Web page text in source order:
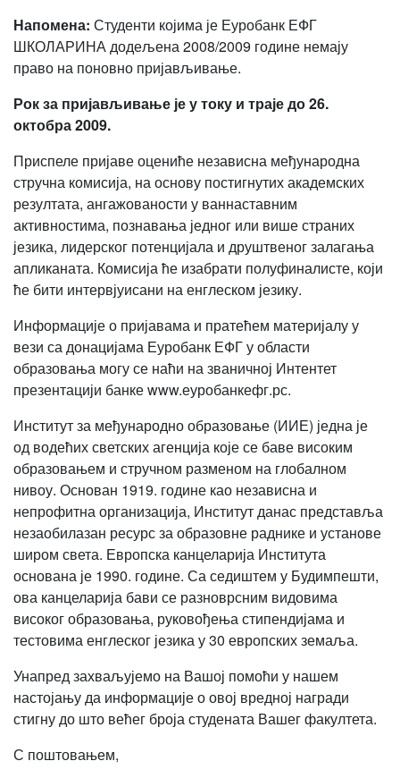
Напомена: Студенти којима је Еуробанк ЕФГ
ШКОЛАРИНА додељена 2008/2009 године немају
право на поновно пријављивање.
Рок за пријављивање је у току и траје до 26.
октобра 2009.
Приспеле пријаве оцениће независна међународна
стручна комисија, на основу постигнутих академских
резултата, ангажованости у ваннаставним
активностима, познавања једног или више страних
језика, лидерског потенцијала и друштвеног залагања
апликаната. Комисија ће изабрати полуфиналисте, који
ће бити интервјуисани на енглеском језику.
Информације о пријавама и пратећем материјалу у
вези са донацијама Еуробанк ЕФГ у области
образовања могу се наћи на званичној Интентет
презентацији банке www.еуробанкефг.рс.
Институт за међународно образовање (ИИЕ) једна је
од водећих светских агенција које се баве високим
образовањем и стручном разменом на глобалном
нивоу. Основан 1919. године као независна и
непрофитна организација, Институт данас представља
незаобилазан ресурс за образовне раднике и установе
широм света. Европска канцеларија Института
основана је 1990. године. Са седиштем у Будимпешти,
ова канцеларија бави се разноврсним видовима
високог образовања, руковођења стипендијама и
тестовима енглеског језика у 30 европских земаља.
Унапред захваљујемо на Вашој помоћи у нашем
настојању да информације о овој вредној награди
стигну до што већег броја студената Вашег факултета.
С поштовањем,